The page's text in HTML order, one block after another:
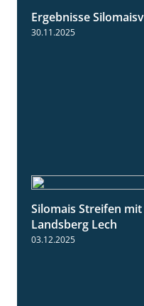
Ergebnisse
30.11.2025
Silomais Streifen
Landsberg Lech
03.12.2025